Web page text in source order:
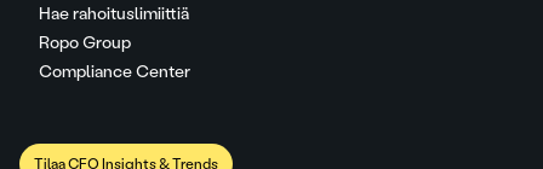
Hae rahoituslimiittiä
Ropo Group
Compliance Center
Tilaa CFO Insights & Trends